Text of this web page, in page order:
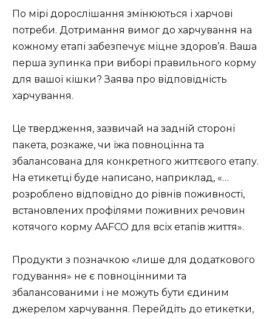
По мірі дорослішання змінюються і харчові
потреби. Дотримання вимог до харчування на
кожному етапі забезпечує міцне здоров’я. Ваша
перша зупинка при виборі правильного корму
для вашої кішки? Заява про відповідність
харчування.
Це твердження, зазвичай на задній стороні
пакета, розкаже, чи їжа повноцінна та
збалансована для конкретного життєвого етапу.
На етикетці буде написано, наприклад, «…
розроблено відповідно до рівнів поживності,
встановлених профілями поживних речовин
котячого корму AAFCO для всіх етапів життя».
Продукти з позначкою «лише для додаткового
годування» не є повноцінними та
збалансованими і не можуть бути єдиним
джерелом харчування. Перейдіть до етикетки,